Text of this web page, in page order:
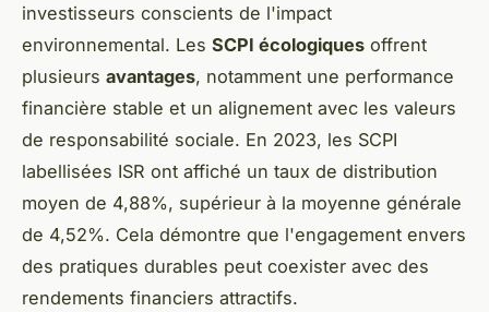
investisseurs conscients de l'impact
environnemental. Les SCPI écologiques offrent
plusieurs avantages, notamment une performance
financière stable et un alignement avec les valeurs
de responsabilité sociale. En 2023, les SCPI
labellisées ISR ont affiché un taux de distribution
moyen de 4,88%, supérieur à la moyenne générale
de 4,52%. Cela démontre que l'engagement envers
des pratiques durables peut coexister avec des
rendements financiers attractifs.